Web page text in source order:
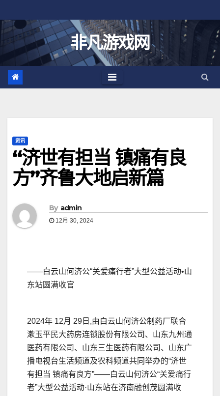
至
非凡游戏网
资讯
“济世有担当 镇痛有良
方”齐鲁大地启新篇
By admin
12月 30, 2024
——白云山何济公“关爱痛行者”大型公益活动•山
东站圆满收官
2024年 12月 29日,由白云山何济公制药厂联合
漱玉平民大药房连锁股份有限公司、山东九州通
医药有限公司、山东三生医药有限公司、山东广
播电视台生活频道及农科频道共同举办的“济世
有担当 镇痛有良方”——白云山何济公“关爱痛行
者”大型公益活动·山东站在济南融创茂圆满收